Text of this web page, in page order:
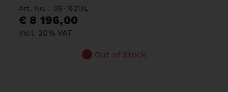
Art. No. : 06-1621XL
€ 8 196,00
incl. 20% VAT
Out of Stock